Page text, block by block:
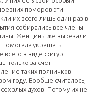
поморов эти
их всего лишь один раз в
собирались все члены
Женщины же вырезали
украшать.
всего в виде фигур
только за счет
таких пряничков
году. Вообще считалось,
злых духов. Потому их не